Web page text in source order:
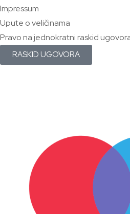
Impressum
Upute o veličinama
Pravo na jednokratni raskid
RASKID UGOVORA